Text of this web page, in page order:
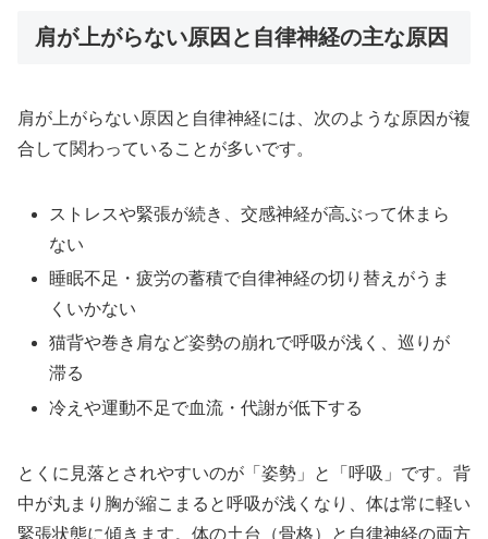
肩が上がらない原因と自律神経の主な原因
肩が上がらない原因と自律神経には、次のような原因が複
合して関わっていることが多いです。
ストレスや緊張が続き、交感神経が高ぶって休まら
ない
睡眠不足・疲労の蓄積で自律神経の切り替えがうま
くいかない
猫背や巻き肩など姿勢の崩れで呼吸が浅く、巡りが
滞る
冷えや運動不足で血流・代謝が低下する
とくに見落とされやすいのが「姿勢」と「呼吸」です。背
中が丸まり胸が縮こまると呼吸が浅くなり、体は常に軽い
緊張状態に傾きます。体の土台（骨格）と自律神経の両方